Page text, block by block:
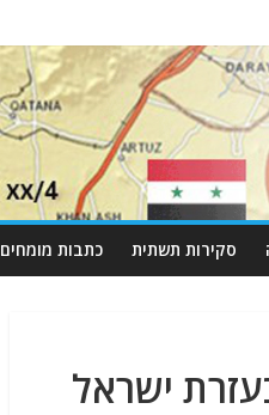
סקירות תשתית כתבות מומחים
ישראל